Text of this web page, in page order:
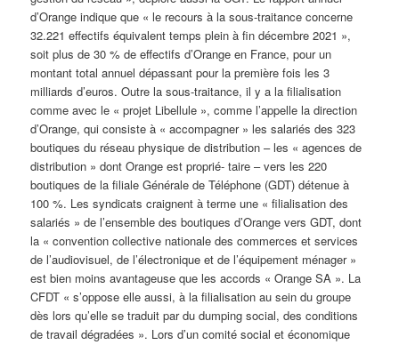
d’Orange indique que « le recours à la sous-traitance concerne
32.221 effectifs équivalent temps plein à fin décembre 2021 »,
soit plus de 30 % de effectifs d’Orange en France, pour un
montant total annuel dépassant pour la première fois les 3
milliards d’euros. Outre la sous-traitance, il y a la filialisation
comme avec le « projet Libellule », comme l’appelle la direction
d’Orange, qui consiste à « accompagner » les salariés des 323
boutiques du réseau physique de distribution – les « agences de
distribution » dont Orange est proprié- taire – vers les 220
boutiques de la filiale Générale de Téléphone (GDT) détenue à
100 %. Les syndicats craignent à terme une « filialisation des
salariés » de l’ensemble des boutiques d’Orange vers GDT, dont
la « convention collective nationale des commerces et services
de l’audiovisuel, de l’électronique et de l’équipement ménager »
est bien moins avantageuse que les accords « Orange SA ». La
CFDT « s’oppose elle aussi, à la filialisation au sein du groupe
dès lors qu’elle se traduit par du dumping social, des conditions
de travail dégradées ». Lors d’un comité social et économique